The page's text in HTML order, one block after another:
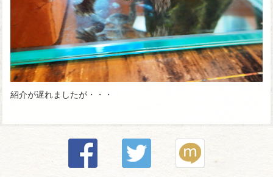
紹介が遅れましたが・・・